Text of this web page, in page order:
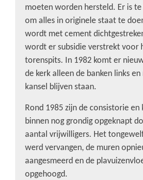
moeten worden hersteld. Er is
om alles in originele staat te
wordt met cement
wordt er subsidie verstrekt voor
torenspits. In 1982 komt er
de kerk alleen de banken links
kansel blijven staan.
Rond 1985 zijn de consistorie en
binnen nog grondig opgeknapt
aantal vrijwilligers. Het
werd vervangen, de muren
aangesmeerd en de
opgehoogd.